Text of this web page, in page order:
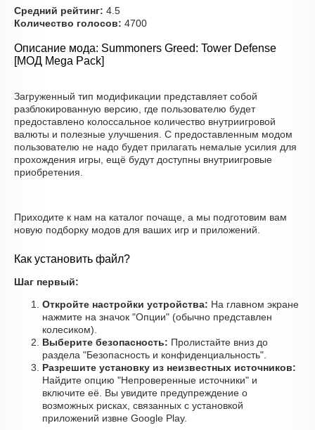
Средний рейтинг: 4.5
Количество голосов: 4700
Описание мода: Summoners Greed: Tower Defense
[МОД Mega Pack]
Загруженный тип модификации представляет собой
разблокированную версию, где пользователю будет
предоставлено колоссальное количество внутриигровой
валюты и полезные улучшения. С предоставленным модом
пользователю не надо будет прилагать немалые усилия для
прохождения игры, ещё будут доступны внутриигровые
приобретения.
Приходите к нам на каталог почаще, а мы подготовим вам
новую подборку модов для ваших игр и приложений.
Как установить файл?
Шаг первый:
Откройте настройки устройства: На главном экране
нажмите на значок "Опции" (обычно представлен
колесиком).
Выберите безопасность: Пролистайте вниз до
раздела "Безопасность и конфиденциальность".
Разрешите установку из неизвестных источников:
Найдите опцию "Непроверенные источники" и
включите её. Вы увидите предупреждение о
возможных рисках, связанных с установкой
приложений извне Google Play.